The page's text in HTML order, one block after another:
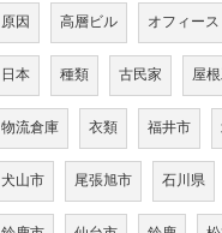
原因 高層ビル オフィース
日本 種類 古民家 屋
物流倉庫 衣類 福井市
犬山市 尾張旭市 石川県